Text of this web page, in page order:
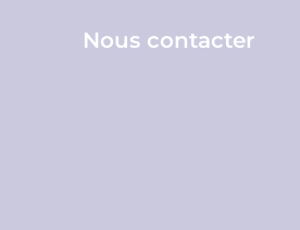
Nous contacter